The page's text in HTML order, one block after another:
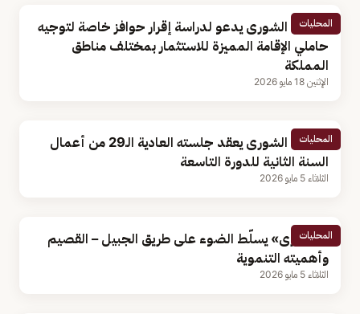
المحليات
مجلس الشورى يدعو لدراسة إقرار حوافز خاصة لتوجيه
حاملي الإقامة المميزة للاستثمار بمختلف مناطق
المملكة
الإثنين 18 مايو 2026
المحليات
مجلس الشورى يعقد جلسته العادية الـ29 من أعمال
السنة الثانية للدورة التاسعة
الثلاثاء 5 مايو 2026
المحليات
«الشورى» يسلّط الضوء على طريق الجبيل – القصيم
وأهميته التنموية
الثلاثاء 5 مايو 2026